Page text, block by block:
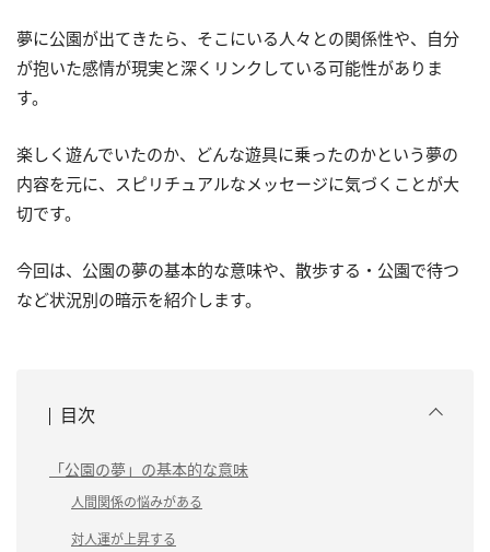
夢に公園が出てきたら、そこにいる人々との関係性や、自分
が抱いた感情が現実と深くリンクしている可能性がありま
す。
楽しく遊んでいたのか、どんな遊具に乗ったのかという夢の
内容を元に、スピリチュアルなメッセージに気づくことが大
切です。
今回は、公園の夢の基本的な意味や、散歩する・公園で待つ
など状況別の暗示を紹介します。
目次
「公園の夢」の基本的な意味
人間関係の悩みがある
対人運が上昇する